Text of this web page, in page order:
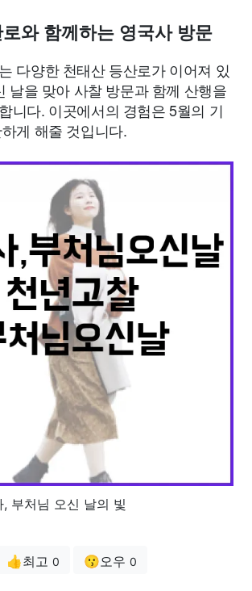
와 함께하는 영국사 방문
다양한 천태산 등산로가 이어져 있
날을 맞아 사찰 방문과 함께 산행을
니다. 이곳에서의 경험은 5월의 기
게 해줄 것입니다.
부처님 오신 날의 빛
👍최고 0 😗오우 0